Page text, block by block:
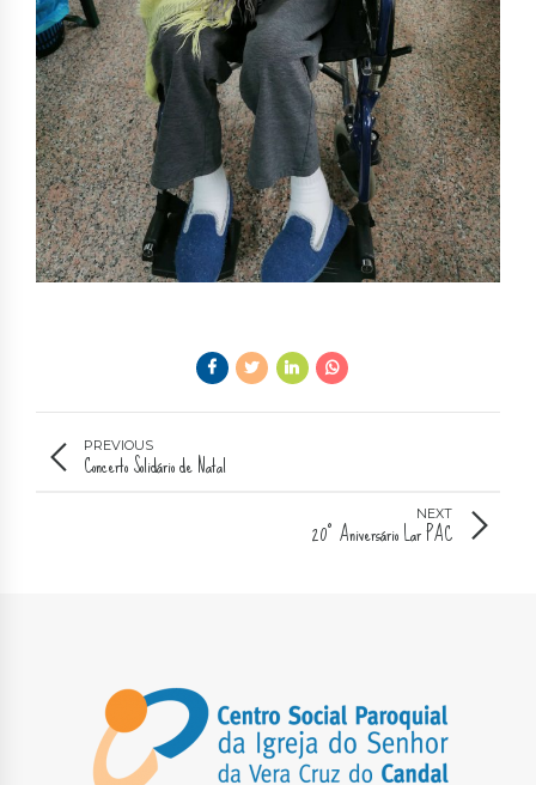
PREVIOUS
Concerto Solidário de Natal
NEXT
20º Aniversário Lar PAC